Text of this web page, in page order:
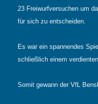
23 Freiwurfversuchen um
für sich zu entscheiden.
Es war ein spannendes
schließlich einem
Somit gewann der VfL